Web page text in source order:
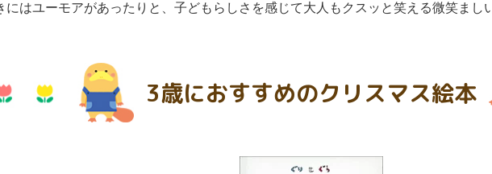
にはユーモアがあったりと、子どもらしさを感じて大人もクスッと笑える微笑まし
3歳におすすめのクリスマス絵本